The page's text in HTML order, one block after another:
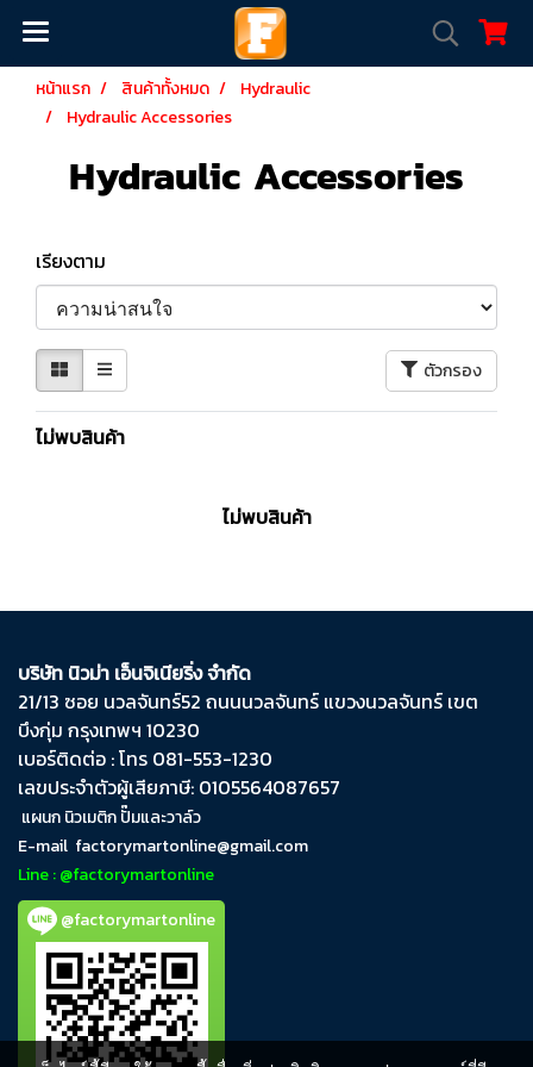
หน้าแรก สินค้าทั้งหมด
Hydraulic
Hydraulic Accessories
Hydraulic Accessories
เรียงตาม
ตัวกรอง
ไม่พบสินค้า
ไม่พบสินค้า
บริษัท นิวม่า เอ็นจิเนียริ่ง จำกัด
21/13 ซอย นวลจันทร์​52 ถนน​นวลจันทร์​ แขวง​นวลจันทร์​ เขต​
บึงกุ่ม​ กรุงเทพฯ​ 10230
เบอร์ติดต่อ : โทร 081-553-1230
เลขประจำตัวผู้เสียภาษี: 0105564087657
แผนก นิวเมติก ปั๊มและวาล์ว
E-mail factorymartonline@gmail.com
Line : @factorymartonline
@factorymartonline